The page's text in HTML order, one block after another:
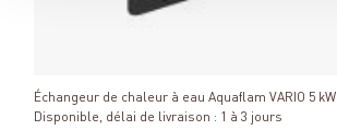
Échangeur de chaleur à eau Aquaflam VARIO 5 kW
Disponible, délai de livraison : 1 à 3 jours